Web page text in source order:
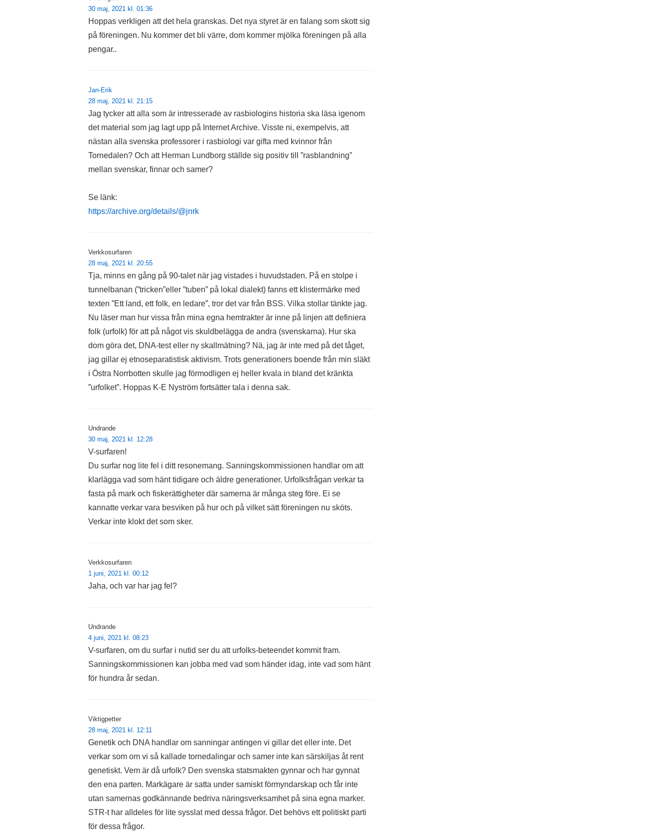
30 maj, 2021 kl. 01:36
Hoppas verkligen att det hela granskas. Det nya styret är en falang som skott sig
på föreningen. Nu kommer det bli värre, dom kommer mjölka föreningen på alla
pengar..
Jan-Erik
28 maj, 2021 kl. 21:15
Jag tycker att alla som är intresserade av rasbiologins historia ska läsa igenom
det material som jag lagt upp på Internet Archive. Visste ni, exempelvis, att
nästan alla svenska professorer i rasbiologi var gifta med kvinnor från
Tornedalen? Och att Herman Lundborg ställde sig positiv till ”rasblandning”
mellan svenskar, finnar och samer?
Se länk:
https://archive.org/details/@jnrk
Verkkosurfaren
28 maj, 2021 kl. 20:55
Tja, minns en gång på 90-talet när jag vistades i huvudstaden. På en stolpe i
tunnelbanan (”tricken”eller ”tuben” på lokal dialekt) fanns ett klistermärke med
texten ”Ett land, ett folk, en ledare”, tror det var från BSS. Vilka stollar tänkte jag.
Nu läser man hur vissa från mina egna hemtrakter är inne på linjen att definiera
folk (urfolk) för att på något vis skuldbelägga de andra (svenskarna). Hur ska
dom göra det, DNA-test eller ny skallmätning? Nä, jag är inte med på det tåget,
jag gillar ej etnoseparatistisk aktivism. Trots generationers boende från min släkt
i Östra Norrbotten skulle jag förmodligen ej heller kvala in bland det kränkta
”urfolket”. Hoppas K-E Nyström fortsätter tala i denna sak.
Undrande
30 maj, 2021 kl. 12:28
V-surfaren!
Du surfar nog lite fel i ditt resonemang. Sanningskommissionen handlar om att
klarlägga vad som hänt tidigare och äldre generationer. Urfolksfrågan verkar ta
fasta på mark och fiskerättigheter där samerna är många steg före. Ei se
kannatte verkar vara besviken på hur och på vilket sätt föreningen nu sköts.
Verkar inte klokt det som sker.
Verkkosurfaren
1 juni, 2021 kl. 00:12
Jaha, och var har jag fel?
Undrande
4 juni, 2021 kl. 08:23
V-surfaren, om du surfar i nutid ser du att urfolks-beteendet kommit fram.
Sanningskommissionen kan jobba med vad som händer idag, inte vad som hänt
för hundra år sedan.
Viktigpetter
28 maj, 2021 kl. 12:11
Genetik och DNA handlar om sanningar antingen vi gillar det eller inte. Det
verkar som om vi så kallade tornedalingar och samer inte kan särskiljas åt rent
genetiskt. Vem är då urfolk? Den svenska statsmakten gynnar och har gynnat
den ena parten. Markägare är satta under samiskt förmyndarskap och får inte
utan samernas godkännande bedriva näringsverksamhet på sina egna marker.
STR-t har alldeles för lite sysslat med dessa frågor. Det behövs ett politiskt parti
för dessa frågor.